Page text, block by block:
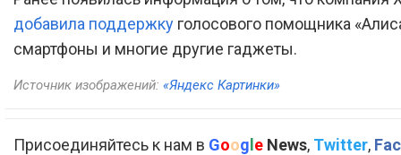
добавила поддержку голосового помощника
смартфоны и многие другие гаджеты.
Источник изображений: «Яндекс Картинки»
Присоединяйтесь к нам в Google News, Twitter,